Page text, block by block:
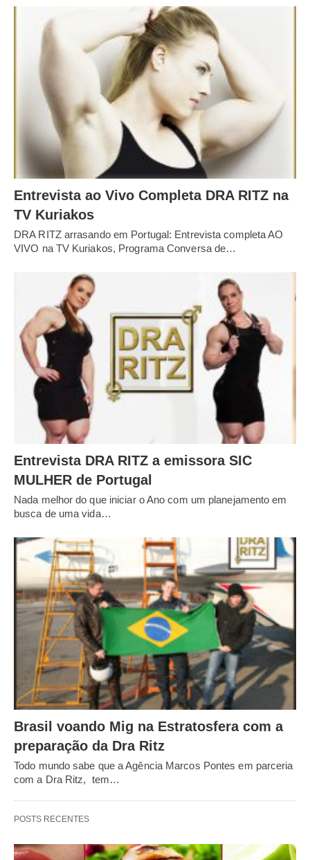
Entrevista ao Vivo Completa DRA RITZ na
TV Kuriakos
DRA RITZ arrasando em Portugal: Entrevista completa AO
VIVO na TV Kuriakos, Programa Conversa de…
Entrevista DRA RITZ a emissora SIC
MULHER de Portugal
Nada melhor do que iniciar o Ano com um planejamento em
busca de uma vida…
Brasil voando Mig na Estratosfera com a
preparação da Dra Ritz
Todo mundo sabe que a Agência Marcos Pontes em parceria
com a Dra Ritz, tem…
POSTS RECENTES